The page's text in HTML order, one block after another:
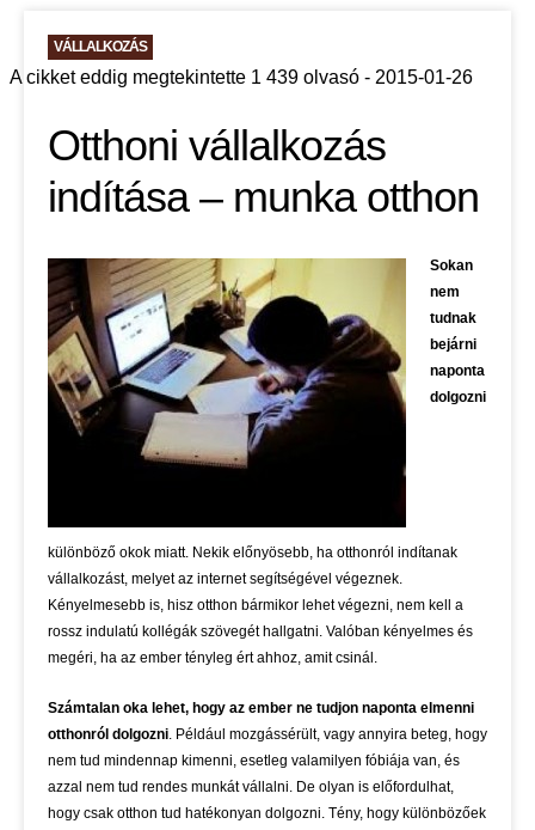
VÁLLALKOZÁS
A cikket eddig megtekintette 1 439 olvasó - 2015-01-26
Otthoni vállalkozás
indítása – munka otthon
Sokan
nem
tudnak
bejárni
naponta
dolgozni
különböző okok miatt. Nekik előnyösebb, ha otthonról indítanak
vállalkozást, melyet az internet segítségével végeznek.
Kényelmesebb is, hisz otthon bármikor lehet végezni, nem kell a
rossz indulatú kollégák szövegét hallgatni. Valóban kényelmes és
megéri, ha az ember tényleg ért ahhoz, amit csinál.
Számtalan oka lehet, hogy az ember ne tudjon naponta elmenni
otthonról dolgozni. Például mozgássérült, vagy annyira beteg, hogy
nem tud mindennap kimenni, esetleg valamilyen fóbiája van, és
azzal nem tud rendes munkát vállalni. De olyan is előfordulhat,
hogy csak otthon tud hatékonyan dolgozni. Tény, hogy különbözőek